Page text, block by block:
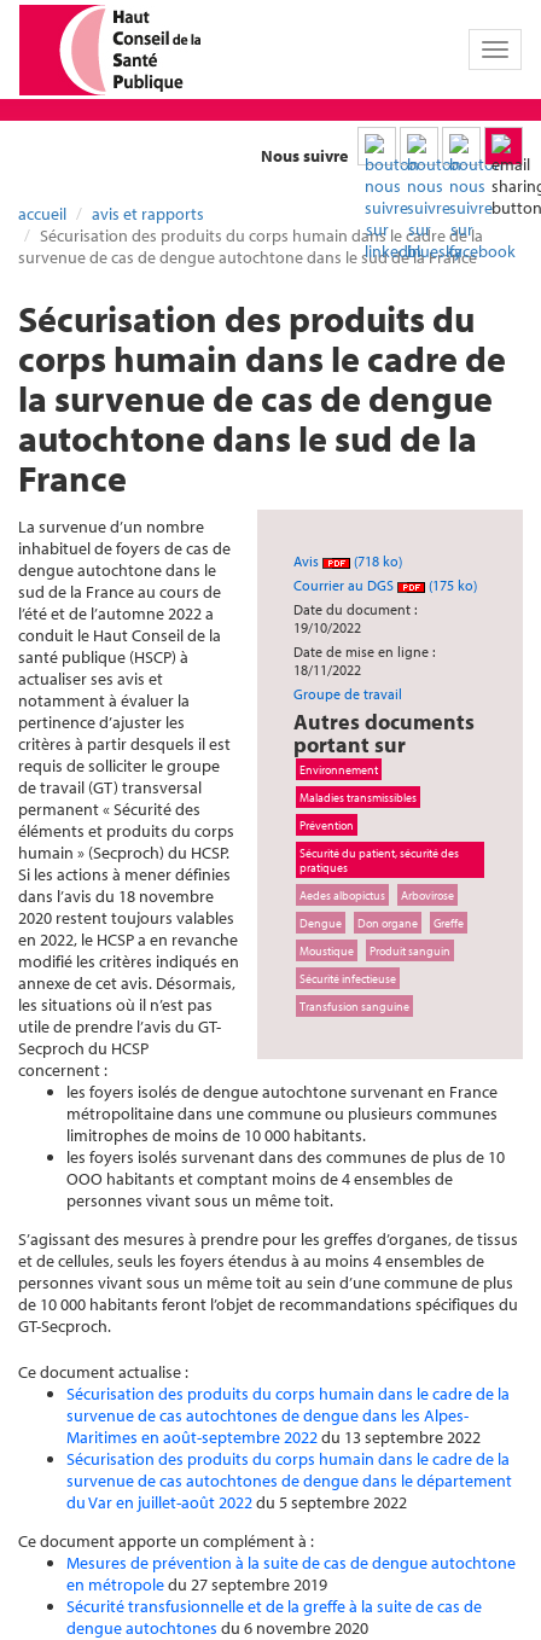
Toggle
Nous suivre
accueil
avis et rapports
Sécurisation des produits du corps humain dans le cadre de la
survenue de cas de dengue autochtone dans le sud de la France
Sécurisation des produits du
corps humain dans le cadre de
la survenue de cas de dengue
autochtone dans le sud de la
France
Avis
(718 ko)
Courrier au DGS
(175 ko)
Date du document :
19/10/2022
Date de mise en ligne :
18/11/2022
Groupe de travail
Autres documents
portant sur
Environnement
Maladies transmissibles
Prévention
Sécurité du patient, sécurité des
pratiques
Aedes albopictus
Arbovirose
Dengue
Don organe
Greffe
Moustique
Produit sanguin
Sécurité infectieuse
Transfusion sanguine
La survenue d’un nombre
inhabituel de foyers de cas de
dengue autochtone dans le
sud de la France au cours de
l’été et de l’automne 2022 a
conduit le Haut Conseil de la
santé publique (HSCP) à
actualiser ses avis et
notamment à évaluer la
pertinence d’ajuster les
critères à partir desquels il est
requis de solliciter le groupe
de travail (GT) transversal
permanent « Sécurité des
éléments et produits du corps
humain » (Secproch) du HCSP.
Si les actions à mener définies
dans l’avis du 18 novembre
2020 restent toujours valables
en 2022, le HCSP a en revanche
modifié les critères indiqués en
annexe de cet avis. Désormais,
les situations où il n’est pas
utile de prendre l’avis du GT-
Secproch du HCSP
concernent :
les foyers isolés de dengue autochtone survenant en France
métropolitaine dans une commune ou plusieurs communes
limitrophes de moins de 10 000 habitants.
les foyers isolés survenant dans des communes de plus de 10
OOO habitants et comptant moins de 4 ensembles de
personnes vivant sous un même toit.
S’agissant des mesures à prendre pour les greffes d’organes, de tissus
et de cellules, seuls les foyers étendus à au moins 4 ensembles de
personnes vivant sous un même toit au sein d’une commune de plus
de 10 000 habitants feront l’objet de recommandations spécifiques du
GT-Secproch.
Ce document actualise :
Sécurisation des produits du corps humain dans le cadre de la
survenue de cas autochtones de dengue dans les Alpes-
Maritimes en août-septembre 2022du 13 septembre 2022
Sécurisation des produits du corps humain dans le cadre de la
survenue de cas autochtones de dengue dans le département
du Var en juillet-août 2022du 5 septembre 2022
Ce document apporte un complément à :
Mesures de prévention à la suite de cas de dengue autochtone
en métropoledu 27 septembre 2019
Sécurité transfusionnelle et de la greffe à la suite de cas de
dengue autochtones du 6 novembre 2020